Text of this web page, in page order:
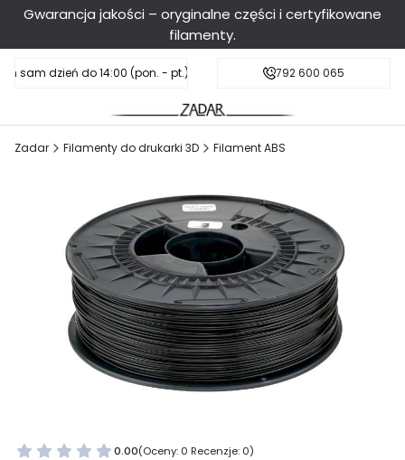
Gwarancja jakości – oryginalne części i certyfikowane
filamenty.
sam dzień do 14:00 (pon. - pt.), sobota do 11:00Darmowa dostawa od 199 zł
792 600 065
Zadar Filamenty do drukarki 3D Filament ABS
0.00(Oceny: 0 Recenzje: 0)